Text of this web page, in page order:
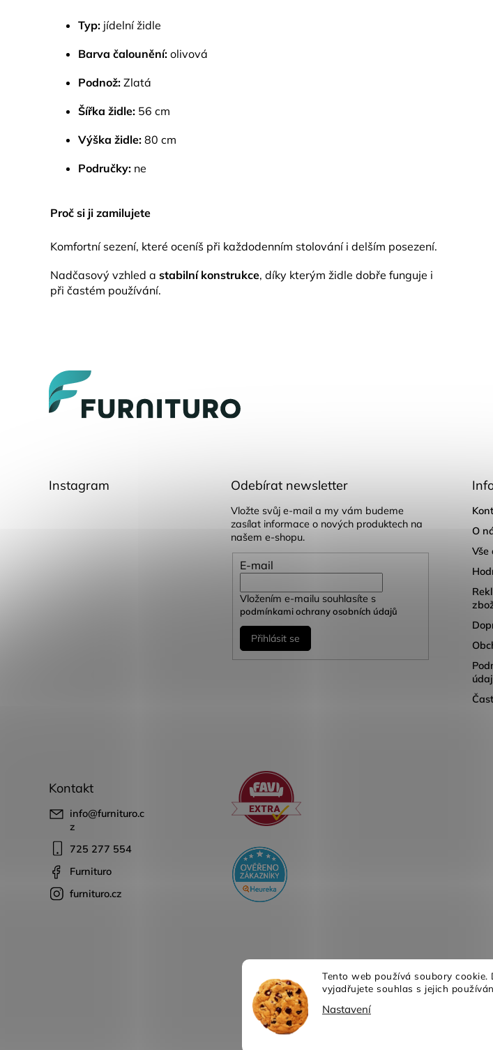
Tento web používá soubory
vyjadřujete souhlas s jejich
Nastavení
Typ: jídelní židle
Barva čalounění: olivová
Podnož: Zlatá
Šířka židle: 56 cm
Výška židle: 80 cm
Područky: ne
Proč si ji zamilujete
Komfortní sezení, které oceníš při každodenním stolování i delším posezení.
Nadčasový vzhled a stabilní konstrukce, díky kterým židle dobře funguje i
při častém používání.
Instagram Odebírat newsletter
Vložte svůj e-mail a my vám budeme
zasílat informace o nových produktech na
našem e-shopu.
E-mail
Vložením e-mailu souhlasíte s
podmínkami ochrany osobních údajů
Přihlásit se
O
Vše
Kontakt
info@furnituro.c
z
725 277 554
Furnituro
furnituro.cz